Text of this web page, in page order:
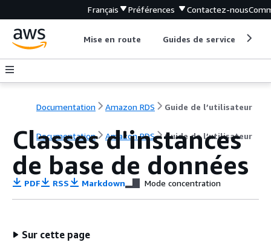
Français Préférences Contactez-nous
Mise en route Guides de service
Documentation Amazon RDS Guide de l’utilisateur
Documentation Amazon RDS Guide de l’utilisateur
Classes d'instances
de base de données
PDF RSS Markdown Mode concentration
Sur cette page